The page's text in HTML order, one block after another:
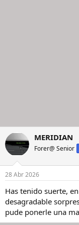
MERIDIAN
Forer@ Senior
28 Abr 2026
Has tenido suerte,
desagradable
pude ponerle una